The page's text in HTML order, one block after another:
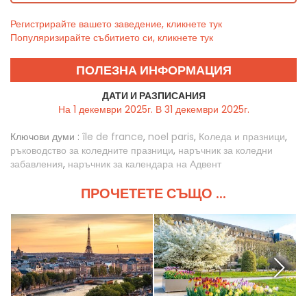
Регистрирайте вашето заведение, кликнете тук
Популяризирайте събитието си, кликнете тук
ПОЛЕЗНА ИНФОРМАЦИЯ
ДАТИ И РАЗПИСАНИЯ
На 1 декември 2025г. В 31 декември 2025г.
Ключови думи : île de france, noel paris, Коледа и празници,
ръководство за коледните празници, наръчник за коледни
забавления, наръчник за календара на Адвент
ПРОЧЕТЕТЕ СЪЩО ...